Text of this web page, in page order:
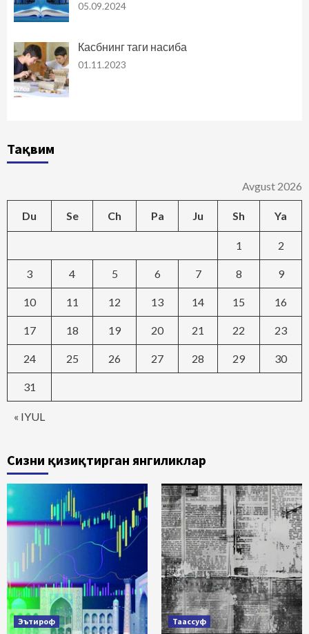
05.09.2024
Касбнинг таги насиба
01.11.2023
Тақвим
Avgust 2026
Du Se Ch Pa Ju Sh Ya
« IYUL
1 2
3 4 5 6 7 8 9
10 11 12 13 14 15 16
17 18 19 20 21 22 23
24 25 26 27 28 29 30
31
Сизни қизиқтирган янгиликлар
Эътироф Таассуф